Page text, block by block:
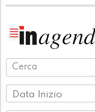
Data Inizio